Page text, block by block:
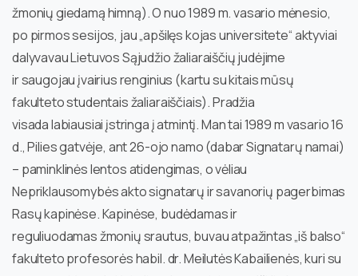
žmonių giedamą himną). O nuo 1989 m. vasario mėnesio,
po pirmos sesijos, jau „apšilęs kojas universitete“ aktyviai
dalyvavau Lietuvos Sąjudžio žaliaraiščių judėjime
ir saugojau įvairius renginius (kartu su kitais mūsų
fakulteto studentais žaliaraiščiais). Pradžia
visada labiausiai įstringa į atmintį. Man tai 1989 m vasario 16
d., Pilies gatvėje, ant 26-ojo namo (dabar Signatarų namai)
– paminklinės lentos atidengimas, o vėliau
Nepriklausomybės akto signatarų ir savanorių pagerbimas
Rasų kapinėse. Kapinėse, budėdamas ir
reguliuodamas žmonių srautus, buvau atpažintas „iš balso“
fakulteto profesorės habil. dr. Meilutės Kabailienės, kuri su